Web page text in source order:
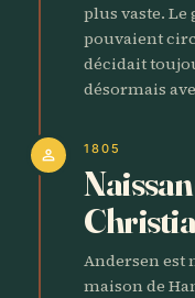
plus vaste.
pouvaient
décidait
désormais
person 1805
Andersen est
maison de